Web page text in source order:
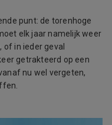
punt: de torenhoge
elk jaar namelijk weer
of in ieder geval
getrakteerd op een
nu wel vergeten,